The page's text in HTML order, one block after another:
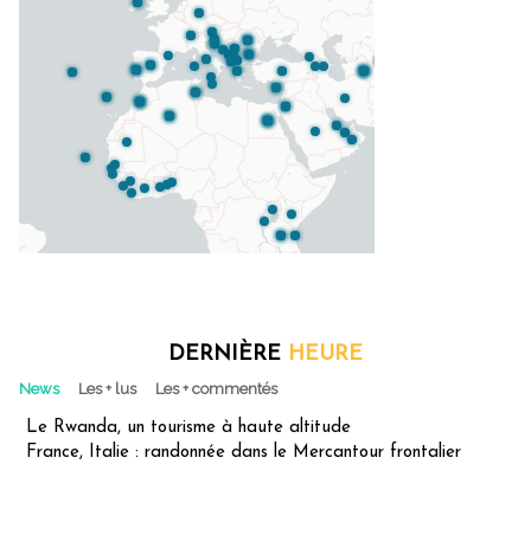
DERNIÈRE HEURE
News Les + lus Les + commentés
Le Rwanda, un tourisme à haute altitude
France, Italie : randonnée dans le Mercantour frontalier